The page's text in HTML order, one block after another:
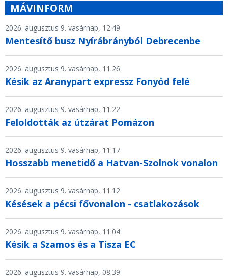
MÁVINFORM
2026. augusztus 9. vasárnap, 12.49
Mentesítő busz Nyírábrányból Debrecenbe
2026. augusztus 9. vasárnap, 11.26
Késik az Aranypart expressz Fonyód felé
2026. augusztus 9. vasárnap, 11.22
Feloldották az útzárat Pomázon
2026. augusztus 9. vasárnap, 11.17
Hosszabb menetidő a Hatvan-Szolnok vonalon
2026. augusztus 9. vasárnap, 11.12
Késések a pécsi fővonalon - csatlakozások
2026. augusztus 9. vasárnap, 11.04
Késik a Szamos és a Tisza EC
2026. augusztus 9. vasárnap, 08.39